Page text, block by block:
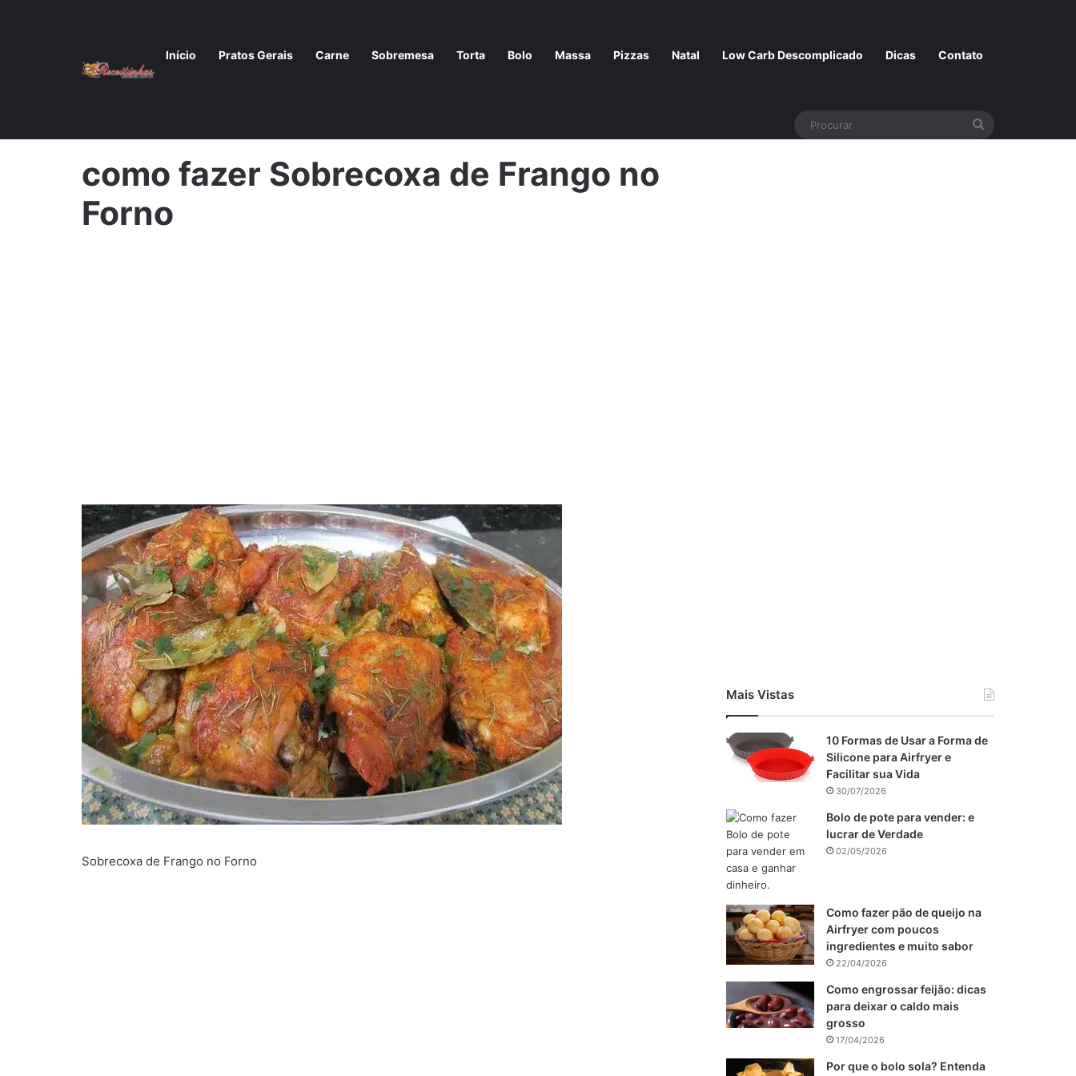
Início Pratos Gerais Carne Sobremesa Torta Bolo Massa Pizzas Natal Low Carb Descomplicado Dicas Contato
como fazer Sobrecoxa de Frango no
Forno
Sobrecoxa de Frango no Forno
Mais Vistas
10 Formas de Usar a Forma de
Silicone para Airfryer e
Facilitar sua Vida
30/07/2026
Bolo de pote para vender: e
lucrar de Verdade
02/05/2026
Como fazer pão de queijo na
Airfryer com poucos
ingredientes e muito sabor
22/04/2026
Como engrossar feijão: dicas
para deixar o caldo mais
grosso
17/04/2026
Por que o bolo sola? Entenda